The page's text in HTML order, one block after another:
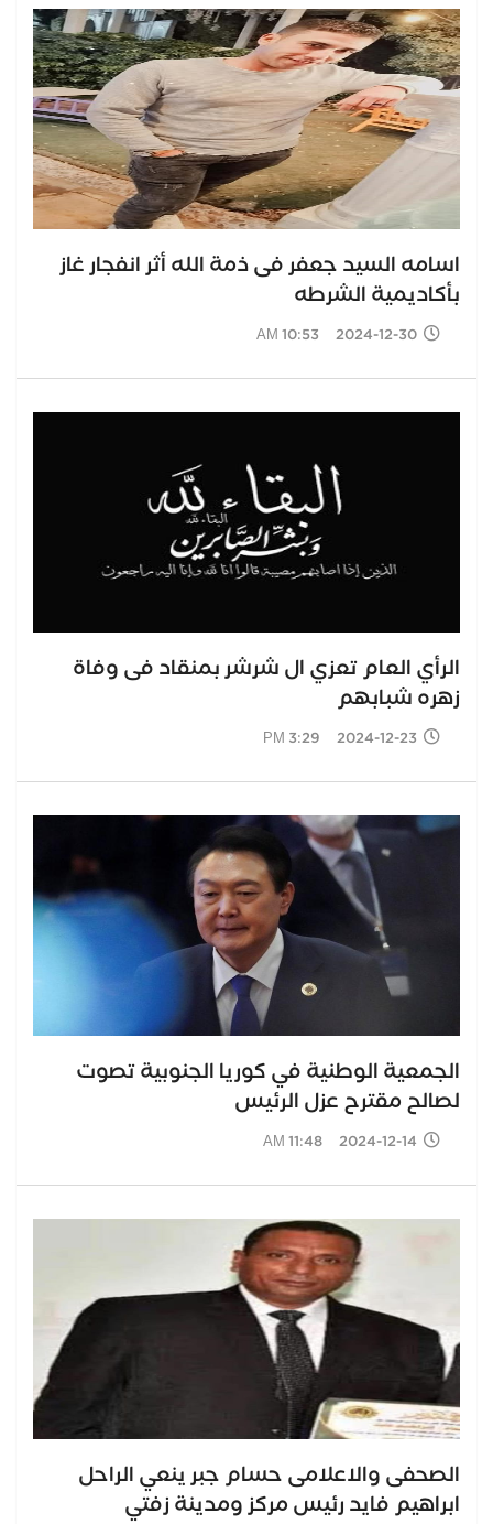
اسامه السيد جعفر فى ذمة الله أثر انفجار غاز
بأكاديمية الشرطه
2024-12-30 10:53 AM
الرأي العام تعزي ال شرشر بمنقاد فى وفاة
زهره شبابهم
2024-12-23 3:29 PM
الجمعية الوطنية في كوريا الجنوبية تصوت
لصالح مقترح عزل الرئيس
2024-12-14 11:48 AM
الصحفى والاعلامى حسام جبر ينعي الراحل
ابراهيم فايد رئيس مركز ومدينة زفتي